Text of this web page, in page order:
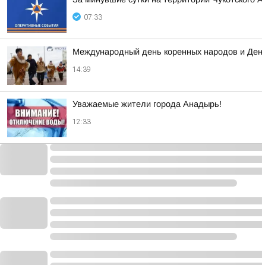
07:33
Международный день коренных народов и
14:39
Уважаемые жители города Анадырь!
12:33